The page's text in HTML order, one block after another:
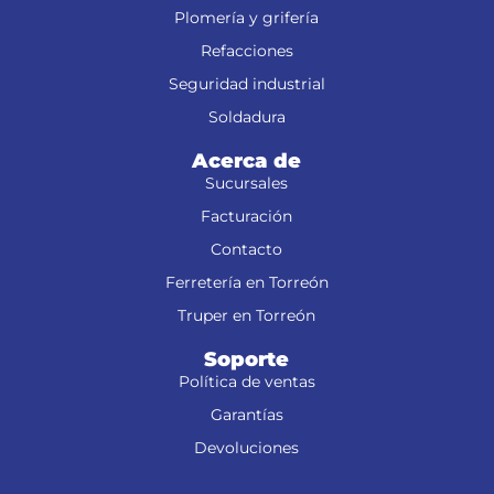
Plomería y grifería
Refacciones
Seguridad industrial
Soldadura
Acerca de
Sucursales
Facturación
Contacto
Ferretería en Torreón
Truper en Torreón
Soporte
Política de ventas
Garantías
Devoluciones